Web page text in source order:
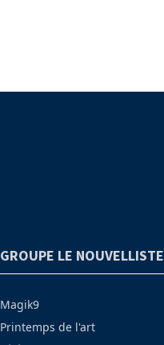
GROUPE LE NOUVELLISTE
Magik9
Printemps de l'art